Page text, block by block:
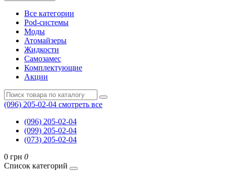
Все категории
Pod-системы
Моды
Атомайзеры
Жидкости
Самозамес
Комплектующие
Акции
(096) 205-02-04 смотреть все
(096) 205-02-04
(099) 205-02-04
(073) 205-02-04
0 грн 0
Список категорий